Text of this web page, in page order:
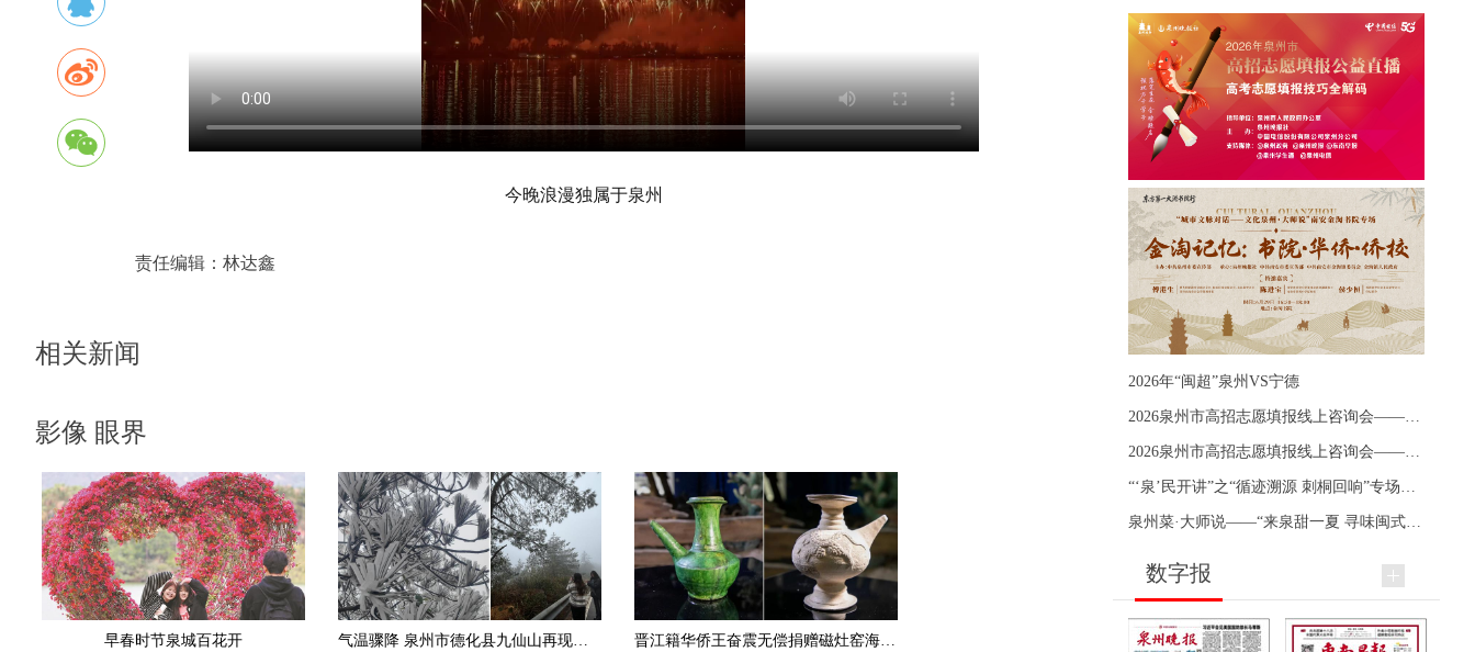
今晚浪漫独属于泉州
责任编辑： 林达鑫
相关新闻
影像 眼界
早春时节泉城百花开
2026年“闽超”泉州VS宁德
数字报